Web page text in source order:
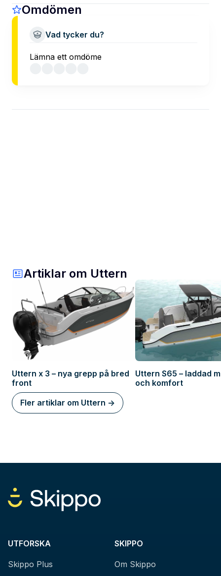
Omdömen
Vad tycker du?
Lämna ett omdöme
Artiklar om Uttern
Uttern x 3 – nya grepp på bred
front
Uttern S65 – laddad
och komfort
Fler artiklar om Uttern ->
UTFORSKA
Skippo Plus
SKIPPO
Om Skippo